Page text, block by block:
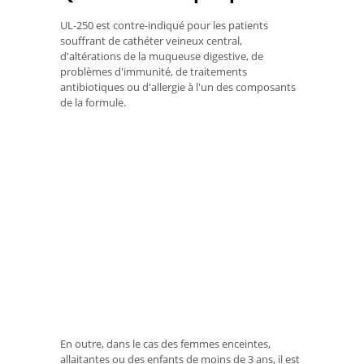
UL-250 est contre-indiqué pour les patients
souffrant de cathéter veineux central,
d'altérations de la muqueuse digestive, de
problèmes d'immunité, de traitements
antibiotiques ou d'allergie à l'un des composants
de la formule.
En outre, dans le cas des femmes enceintes,
allaitantes ou des enfants de moins de 3 ans, il est